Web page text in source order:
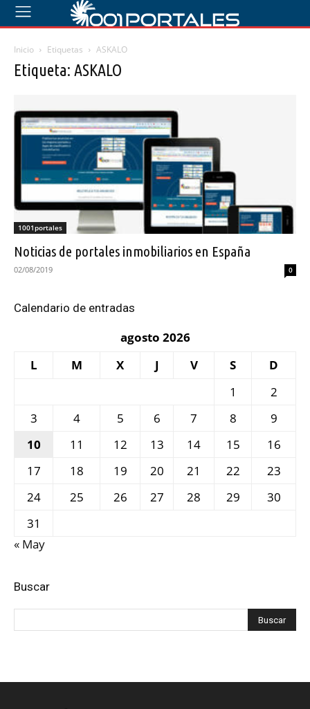
Inicio Etiquetas ASKALO
Etiqueta: ASKALO
1001portales
Noticias de portales inmobiliarios en España
02/08/2019 0
Calendario de entradas
agosto 2026
L
M X J V S
D
1
2
3
4 5 6 7 8
9
10
11 12 13 14 15
16
17
18 19 20 21 22
23
24
25 26 27 28 29
30
31
« May
Buscar